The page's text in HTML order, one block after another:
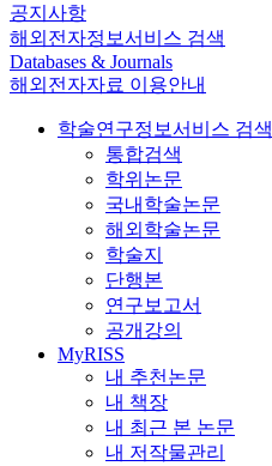
공지사항
해외전자정보서비스 검색
Databases & Journals
해외전자자료 이용안내
학술연구정보서비스 검색
통합검색
학위논문
국내학술논문
해외학술논문
학술지
단행본
연구보고서
공개강의
MyRISS
내 추천논문
내 책장
내 최근 본 논문
내 저작물관리